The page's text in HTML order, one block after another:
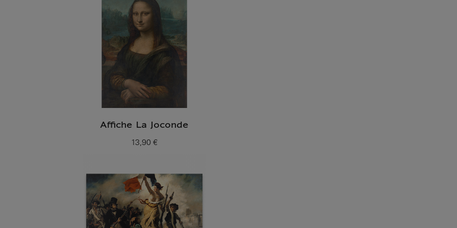
Affiche La Joconde
Prix ​​actuel
13,90 €